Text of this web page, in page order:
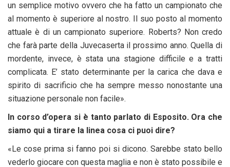
un semplice motivo ovvero che ha fatto un campionato che
al momento è superiore al nostro. Il suo posto al momento
attuale è di un campionato superiore. Roberts? Non credo
che farà parte della Juvecaserta il prossimo anno. Quella di
mordente, invece, è stata una stagione difficile e a tratti
complicata. E’ stato determinante per la carica che dava e
spirito di sacrificio che ha sempre messo nonostante una
situazione personale non facile».
In corso d’opera si è tanto parlato di Esposito. Ora che
siamo qui a tirare la linea cosa ci puoi dire?
«Le cose prima si fanno poi si dicono. Sarebbe stato bello
vederlo giocare con questa maglia e non è stato possibile e